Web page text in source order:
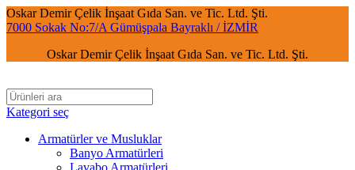
Oskar Demir Çelik İnşaat Gıda San. ve Tic. Ltd. Şti.
7000 Sokak No:7/A Gümüşpala Bayraklı / İZMİR
Oskar Demir Çelik İnşaat Gıda San. ve Tic. Ltd. Şti.
Kategori seç
Armatürler ve Musluklar
Banyo Armatürleri
Lavabo Armatürleri